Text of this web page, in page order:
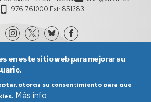
976 761000 Ext: 851383
en este sitio web para mejorar su
otorga su consentimiento para que
Más info